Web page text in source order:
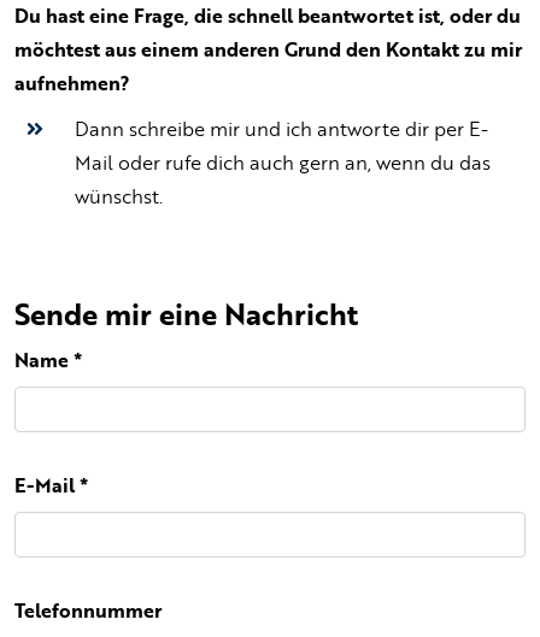
Du hast eine Frage, die schnell beantwortet ist, oder du
möchtest aus einem anderen Grund den Kontakt zu mir
aufnehmen?
Dann schreibe mir und ich antworte dir per E-
Mail oder rufe dich auch gern an, wenn du das
wünschst.
Sende mir eine Nachricht
Name*
E-Mail*
Telefonnummer